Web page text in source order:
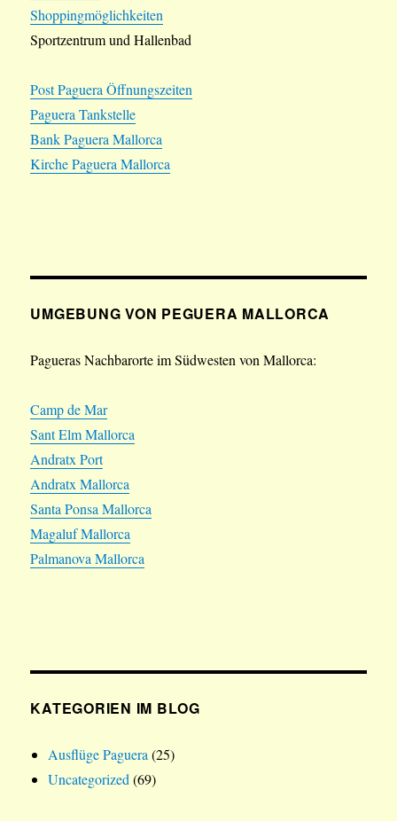
Shoppingmöglichkeiten
Sportzentrum und Hallenbad
Post Paguera Öffnungszeiten
Paguera Tankstelle
Bank Paguera Mallorca
Kirche Paguera Mallorca
UMGEBUNG VON PEGUERA MALLORCA
Pagueras Nachbarorte im Südwesten von Mallorca:
Camp de Mar
Sant Elm Mallorca
Andratx Port
Andratx Mallorca
Santa Ponsa Mallorca
Magaluf Mallorca
Palmanova Mallorca
KATEGORIEN IM BLOG
Ausflüge Paguera (25)
Uncategorized (69)